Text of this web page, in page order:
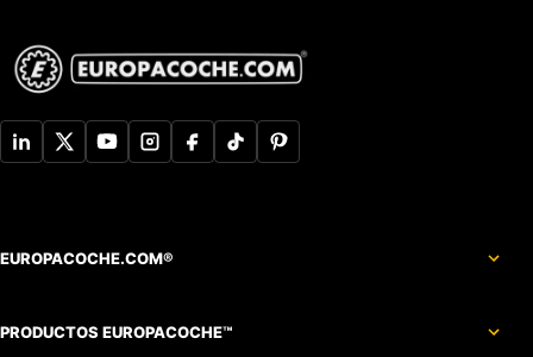
EUROPACOCHE.COM®
PRODUCTOS EUROPACOCHE™